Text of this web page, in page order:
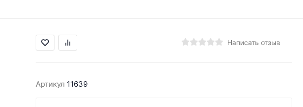
Написать отзыв
Артикул 11639